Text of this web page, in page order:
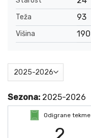
Teža 93
Višina 190
Sezona: 2025-2026
Odigrane tekme